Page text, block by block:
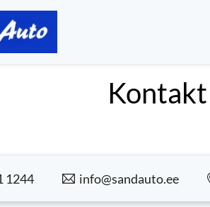
Kontakt
1244 info@sandauto.ee